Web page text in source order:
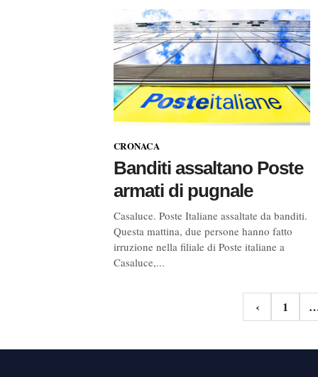
CRONACA
Banditi assaltano Poste
armati di pugnale
Casaluce. Poste Italiane assaltate da banditi.
Questa mattina, due persone hanno fatto
irruzione nella filiale di Poste italiane a
Casaluce,...
Navigazione
articoli
‹ 1